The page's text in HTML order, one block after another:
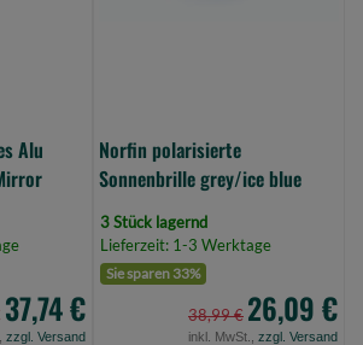
Alu
37,74 €
zzgl. Versand
Norfin polarisierte
Sonnenbrille grey/ice blue
3 Stück lagernd
Lieferzeit: 1-3 Werktage
Sie sparen 33%
38,99 € 26,09 €
inkl. MwSt., zzgl. Versand